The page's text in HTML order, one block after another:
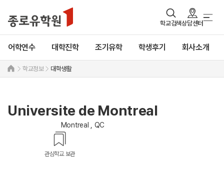
학교검색상담센터
어학연수 대학진학 조기유학 학생후기 회사소개
학교정보 대학생활
Universite de Montreal
Montreal , QC
관심학교 보관